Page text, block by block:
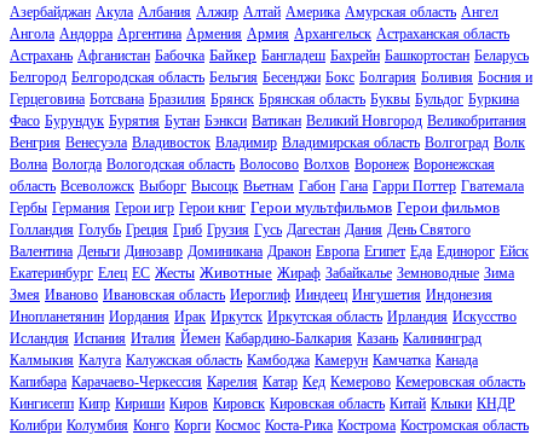
Азербайджан Акула Албания Алжир Алтай Америка Амурская область Ангел
Ангола Андорра Аргентина Армения Армия Архангельск Астраханская область
Астрахань Афганистан Бабочка Байкер Бангладеш Бахрейн Башкортостан Беларусь
Белгород Белгородская область Бельгия Бесенджи Бокс Болгария Боливия Босния и
Герцеговина Ботсвана Бразилия Брянск Брянская область Буквы Бульдог Буркина
Фасо Бурундук Бурятия Бутан Бэнкси Ватикан Великий Новгород Великобритания
Венгрия Венесуэла Владивосток Владимир Владимирская область Волгоград Волк
Волна Вологда Вологодская область Волосово Волхов Воронеж Воронежская
область Всеволожск Выборг Высоцк Вьетнам Габон Гана Гарри Поттер Гватемала
Гербы Германия Герои игр Герои книг Герои мультфильмов Герои фильмов
Голландия Голубь Греция Гриб Грузия Гусь Дагестан Дания День Святого
Валентина Деньги Динозавр Доминикана Дракон Европа Египет Еда Единорог Ейск
Екатеринбург Елец ЕС Жесты Животные Жираф Забайкалье Земноводные Зима
Змея Иваново Ивановская область Иероглиф Ииндеец Ингушетия Индонезия
Инопланетянин Иордания Ирак Иркутск Иркутская область Ирландия Искусство
Исландия Испания Италия Йемен Кабардино-Балкария Казань Калининград
Калмыкия Калуга Калужская область Камбоджа Камерун Камчатка Канада
Капибара Карачаево-Черкессия Карелия Катар Кед Кемерово Кемеровская область
Кингисепп Кипр Кириши Киров Кировск Кировская область Китай Клыки КНДР
Колибри Колумбия Конго Корги Космос Коста-Рика Кострома Костромская область